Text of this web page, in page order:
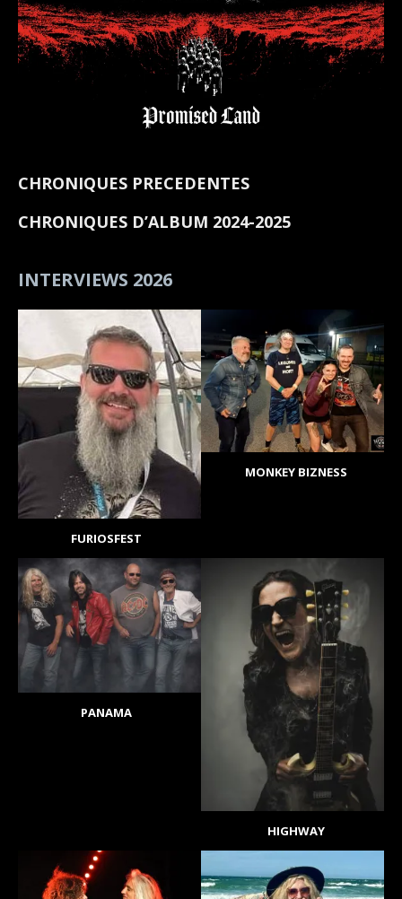
CHRONIQUES PRECEDENTES
CHRONIQUES D’ALBUM 2024-2025
INTERVIEWS 2026
FURIOSFEST
MONKEY BIZNESS
PANAMA
HIGHWAY